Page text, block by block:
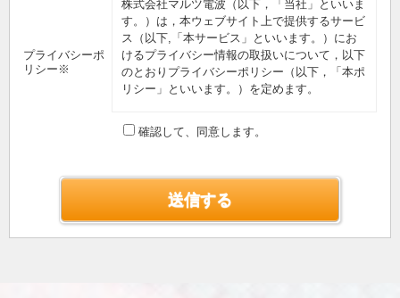
プライバシーポ
リシー※
株式会社マルツ電波（以下，「当社」といいま
す。）は，本ウェブサイト上で提供するサービ
ス（以下,「本サービス」といいます。）にお
けるプライバシー情報の取扱いについて，以下
のとおりプライバシーポリシー（以下，「本ポ
リシー」といいます。）を定めます。
第1条（プライバシー情報）
プライバシー情報のうち「個人情報」とは，個
し，生存する個人に関する情報であって，当該
情報に含まれる氏名，生年月日，住所，電話番
号，連絡先その他の記述等により特定の個人を
識別できる情報を指します。
プライバシー情報のうち「履歴情報および特性
確認して、同意します。